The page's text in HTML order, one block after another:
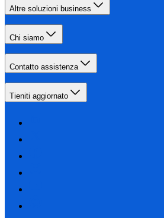
Altre soluzioni business
Chi siamo
Contatto assistenza
Tieniti aggiornato